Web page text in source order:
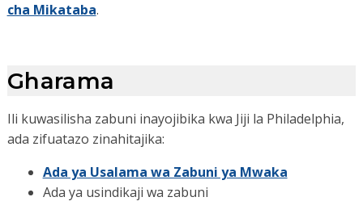
cha Mikataba.
Gharama
Ili kuwasilisha zabuni inayojibika kwa Jiji la Philadelphia,
ada zifuatazo zinahitajika:
Ada ya Usalama wa Zabuni ya Mwaka
Ada ya usindikaji wa zabuni